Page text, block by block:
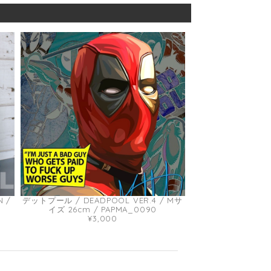
/
デットプール / DEADPOOL VER.4 / Mサ
イズ 26cm / PAPMA_0090
¥3,000